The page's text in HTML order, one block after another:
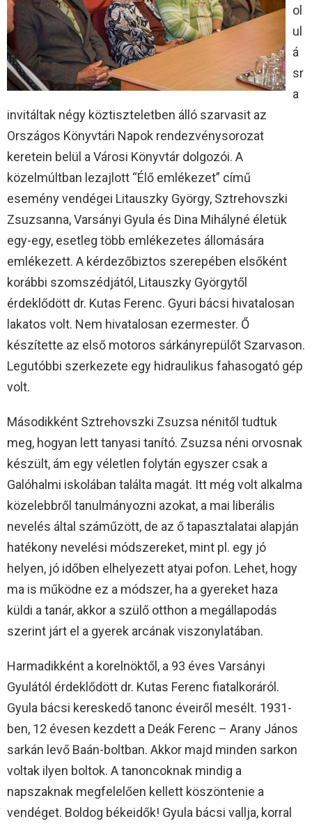
ol
ul
á
sr
a
invitáltak négy köztiszteletben álló szarvasit az
Országos Könyvtári Napok rendezvénysorozat
keretein belül a Városi Könyvtár dolgozói. A
közelmúltban lezajlott “Élő emlékezet” című
esemény vendégei Litauszky György, Sztrehovszki
Zsuzsanna, Varsányi Gyula és Dina Mihályné életük
egy-egy, esetleg több emlékezetes állomására
emlékezett. A kérdezőbiztos szerepében elsőként
korábbi szomszédjától, Litauszky Györgytől
érdeklődött dr. Kutas Ferenc. Gyuri bácsi hivatalosan
lakatos volt. Nem hivatalosan ezermester. Ő
készítette az első motoros sárkányrepülőt Szarvason.
Legutóbbi szerkezete egy hidraulikus fahasogató gép
volt.
Másodikként Sztrehovszki Zsuzsa nénitől tudtuk
meg, hogyan lett tanyasi tanító. Zsuzsa néni orvosnak
készült, ám egy véletlen folytán egyszer csak a
Galóhalmi iskolában találta magát. Itt még volt alkalma
közelebbről tanulmányozni azokat, a mai liberális
nevelés által száműzött, de az ő tapasztalatai alapján
hatékony nevelési módszereket, mint pl. egy jó
helyen, jó időben elhelyezett atyai pofon. Lehet, hogy
ma is működne ez a módszer, ha a gyereket haza
küldi a tanár, akkor a szülő otthon a megállapodás
szerint járt el a gyerek arcának viszonylatában.
Harmadikként a korelnöktől, a 93 éves Varsányi
Gyulától érdeklődött dr. Kutas Ferenc fiatalkoráról.
Gyula bácsi kereskedő tanonc éveiről mesélt. 1931-
ben, 12 évesen kezdett a Deák Ferenc – Arany János
sarkán levő Baán-boltban. Akkor majd minden sarkon
voltak ilyen boltok. A tanoncoknak mindig a
napszaknak megfelelően kellett köszöntenie a
vendéget. Boldog békeidők! Gyula bácsi vallja, korral